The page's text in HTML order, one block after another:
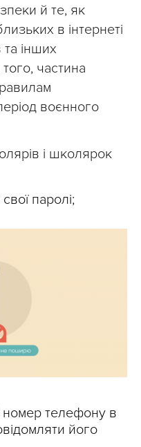
й те, як
в інтернеті
та інших
частина
воєнного
і школярок
паролі;
телефону в
його